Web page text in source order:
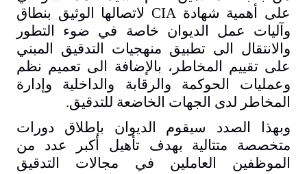
على أهمية شهادة CIA لاتصالها الوثيق بنطاق
وآليات عمل الديوان خاصة في ضوء التطور
والانتقال الى تطبيق منهجيات التدقيق المبني
على تقييم المخاطر، بالإضافة الى تعميم نظم
وعمليات الحوكمة والرقابة والداخلية وإدارة
المخاطر لدى الجهات الخاضعة للتدقيق.
وبهذا الصدد سيقوم الديوان بإطلاق دورات
متخصصة متتالية بهدف تأهيل أكبر عدد من
الموظفين العاملين في مجالات التدقيق